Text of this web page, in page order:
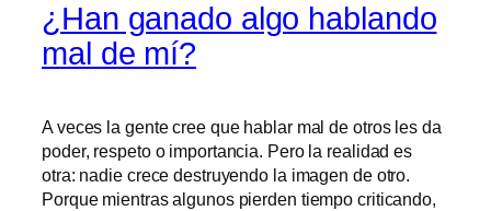
¿Han ganado algo hablando
mal de mí?
A veces la gente cree que hablar mal de otros les da
poder, respeto o importancia. Pero la realidad es
otra: nadie crece destruyendo la imagen de otro.
Porque mientras algunos pierden tiempo criticando,